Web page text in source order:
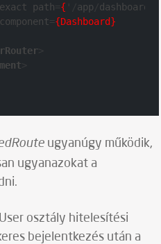
exact
path { app dashboard
component
{Dashboard}
ugyanúgy működik,
ugyanazokat a
osztály hitelesítési
bejelentkezés után a